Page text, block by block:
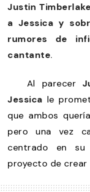
Justin
a Jessica y
rumores de
cantante.
Al parecer
Jessica le
que ambos
pero una vez
centrado en
proyecto de crear